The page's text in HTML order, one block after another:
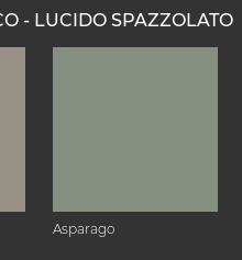
- LUCIDO SPAZZOLATO
Asparago